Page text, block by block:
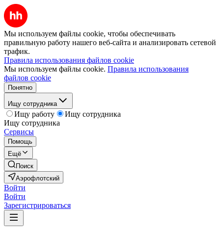
Мы используем файлы cookie, чтобы обеспечивать
правильную работу нашего веб-сайта и анализировать сетевой
трафик.
Правила использования файлов cookie
Мы используем файлы cookie. Правила использования
файлов cookie
Понятно
Ищу сотрудника
Ищу работу
Ищу сотрудника
Ищу сотрудника
Сервисы
Помощь
Ещё
Поиск
Аэрофлотский
Войти
Войти
Зарегистрироваться